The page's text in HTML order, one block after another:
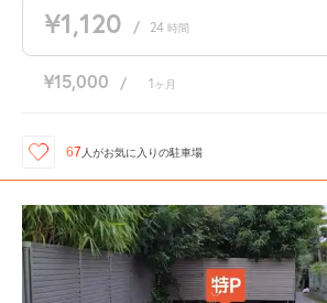
¥1,120 / 24 時間
¥15,000 / 1 ヶ月
67 人がお気に入りの駐車場